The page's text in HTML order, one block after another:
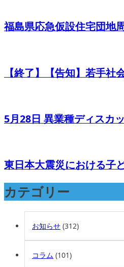
福島県応急仮設住宅団地
【終了】【告知】若手
5月28日 異業種ディスカ
東日本大震災における子
カテゴリー
お知らせ (312)
コラム (101)